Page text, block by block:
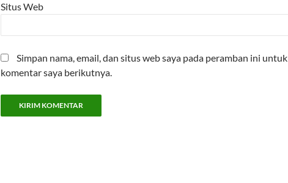
Situs Web
Simpan nama, email, dan situs web saya pada peramban ini untuk
komentar saya berikutnya.